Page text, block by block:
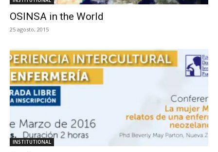
OSINSA in the World
25 agosto, 2015
INSTITUTIONAL